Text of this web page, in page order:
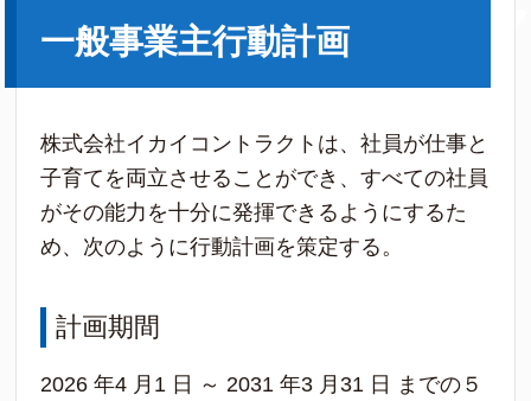
一般事業主行動計画
株式会社イカイコントラクトは、社員が仕事と
子育てを両立させることができ、すべての社員
がその能力を十分に発揮できるようにするた
め、次のように行動計画を策定する。
計画期間
2026 年4 月1 日 ～ 2031 年3 月31 日 までの５